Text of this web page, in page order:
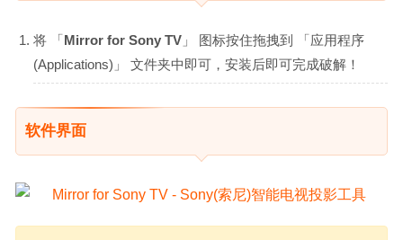
将 「Mirror for Sony TV 」 图标按住拖拽到 「应用程序
(Applications)」 文件夹中即可，安装后即可完成破解！
软件界面